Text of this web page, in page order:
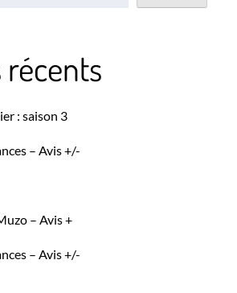
: saison 3
– Avis +/-
– Avis +
– Avis +/-